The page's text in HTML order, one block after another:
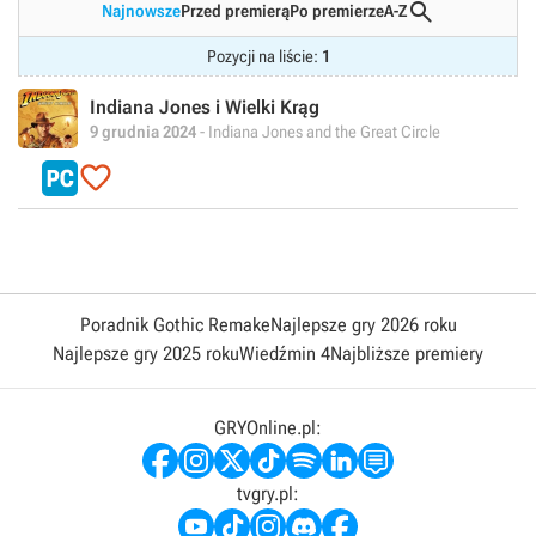
NajnowszePrzed premierąPo premierzeA-Z
Pozycji na liście: 1
Indiana Jones i Wielki Krąg
9 grudnia 2024- Indiana Jones and the Great Circle

Poradnik Gothic RemakeNajlepsze gry 2026 roku
Najlepsze gry 2025 rokuWiedźmin 4Najbliższe premiery
GRYOnline.pl:
tvgry.pl: